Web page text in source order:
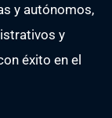
y autónomos,
y
éxito en el